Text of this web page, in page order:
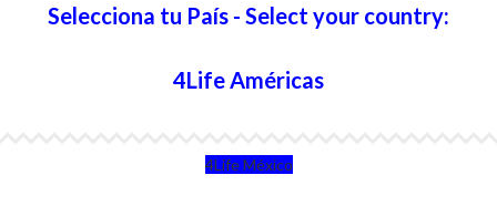
Selecciona tu País - Select your country:
4Life Américas
4Life México